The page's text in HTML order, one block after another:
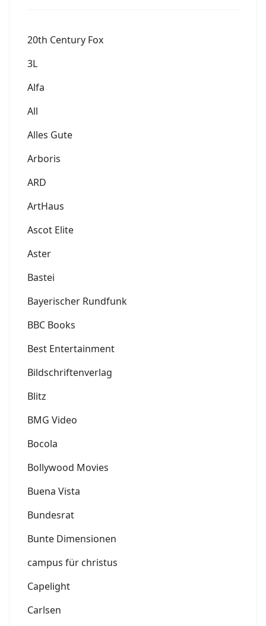
20th Century Fox
3L
Alfa
All
Alles Gute
Arboris
ARD
ArtHaus
Ascot Elite
Aster
Bastei
Bayerischer Rundfunk
BBC Books
Best Entertainment
Bildschriftenverlag
Blitz
BMG Video
Bocola
Bollywood Movies
Buena Vista
Bundesrat
Bunte Dimensionen
campus für christus
Capelight
Carlsen